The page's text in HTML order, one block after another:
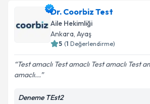
Dr. Coorbiz Test
Aile Hekimliği
Ankara, Ayaş
5 (1 Değerlendirme)
Test amaclı Test amaclı Test amaclı Test
amaclı...
Deneme TEst2